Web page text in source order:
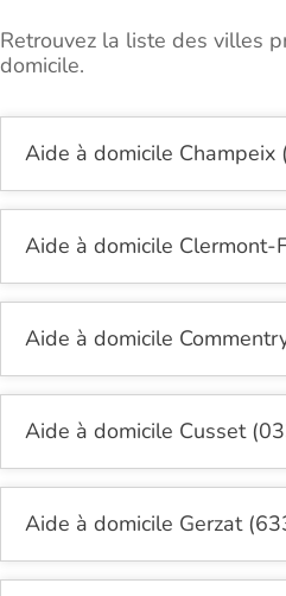
Retrouvez la liste des villes
domicile.
Aide à domicile Champeix
Aide à domicile Clermont-
Aide à domicile
Aide à domicile Cusset
Aide à domicile Gerzat